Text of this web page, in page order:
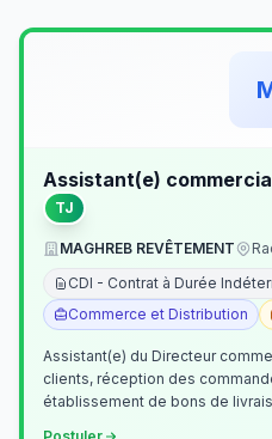
Assistant(e)
TJ
MAGHREB REVÊTEMENT
CDI - Contrat à Durée
Commerce et Distribution
Assistant(e) du Directeur
clients, réception des
établissement de bons de